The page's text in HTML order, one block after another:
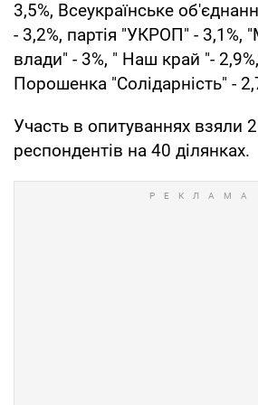
3,5%, Всеукраїнське
- 3,2%, партія "УКРОП" - 3,1%,
влади" - 3%, " Наш край "-
Порошенка "Солідарність" -
Участь в опитуваннях взяли
респондентів на 40 ділянках.